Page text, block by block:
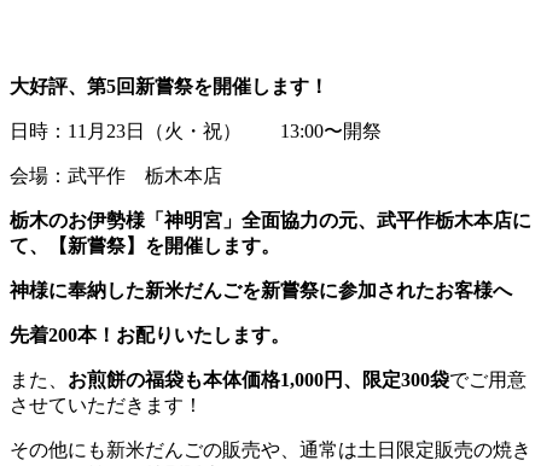
大好評、第5回新嘗祭を開催します！
日時：11月23日（火・祝） 13:00〜開祭
会場：武平作 栃木本店
栃木のお伊勢様「神明宮」全面協力の元、武平作栃木本店に
て、【新嘗祭】を開催します。
神様に奉納した新米だんごを新嘗祭に参加されたお客様へ
先着200本！お配りいたします。
また、 お煎餅の福袋も本体価格1,000円、限定300袋でご用意
させていただきます！
その他にも新米だんごの販売や、通常は土日限定販売の焼き